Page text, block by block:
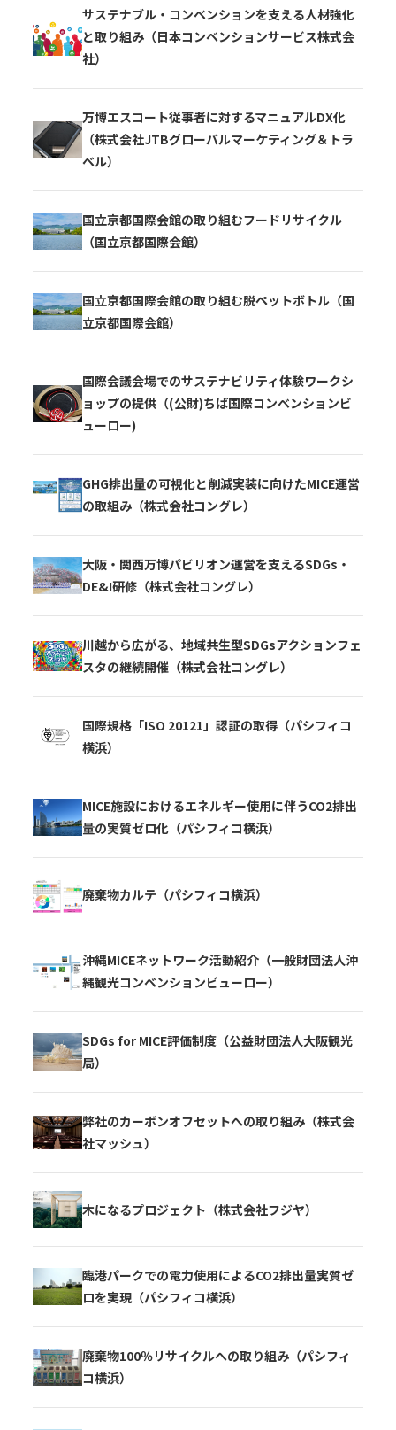
サステナブル・コンベンションを支える人材強化
と取り組み（日本コンベンションサービス株式会
社）
万博エスコート従事者に対するマニュアルDX化
（株式会社JTBグローバルマーケティング＆トラ
ベル）
国立京都国際会館の取り組むフードリサイクル
（国立京都国際会館）
国立京都国際会館の取り組む脱ペットボトル（国
立京都国際会館）
国際会議会場でのサステナビリティ体験ワークシ
ョップの提供（(公財)ちば国際コンベンションビ
ューロー)
GHG排出量の可視化と削減実装に向けたMICE運営
の取組み（株式会社コングレ）
大阪・関西万博パビリオン運営を支えるSDGs・
DE&I研修（株式会社コングレ）
川越から広がる、地域共生型SDGsアクションフェ
スタの継続開催（株式会社コングレ）
国際規格「ISO 20121」認証の取得（パシフィコ
横浜）
MICE施設におけるエネルギー使用に伴うCO2排出
量の実質ゼロ化（パシフィコ横浜）
廃棄物カルテ（パシフィコ横浜）
沖縄MICEネットワーク活動紹介（一般財団法人沖
縄観光コンベンションビューロー）
SDGs for MICE評価制度（公益財団法人大阪観光
局）
弊社のカーボンオフセットへの取り組み（株式会
社マッシュ）
木になるプロジェクト（株式会社フジヤ）
臨港パークでの電力使用によるCO2排出量実質ゼ
ロを実現（パシフィコ横浜）
廃棄物100％リサイクルへの取り組み（パシフィ
コ横浜）